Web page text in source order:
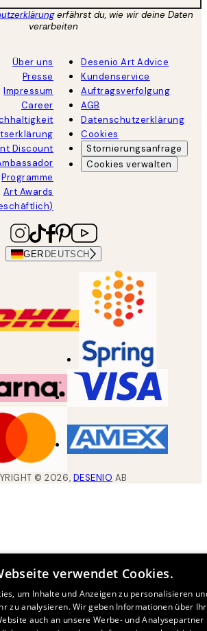
erfährst du, wie wir deine Daten
verarbeiten
Über uns
Presse
Impressum
Career
Discount
Programme
Art Awards
Desenio Art Advice
Kundenservice
Auftragsverfolgung
AGB
Datenschutzerklärung
Cookies
Stornierungsanfrage
Cookies verwalten
GER DEUTSCH
©2026, DESENIO AB
verwendet Cookies.
um Inhalte und Anzeigen zu personalisieren
zu analysieren. Wir geben Informationen über
auch an unsere Werbe- und Analysepartner